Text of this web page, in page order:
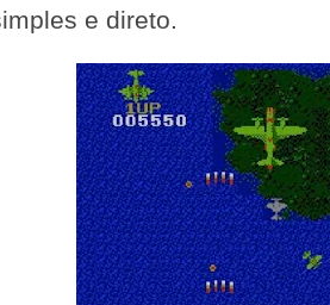
e direto.